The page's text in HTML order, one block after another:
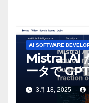
AI SOFTWARE
Mistral AI
ータで
しいオープ
リース |
3月 18, 2025